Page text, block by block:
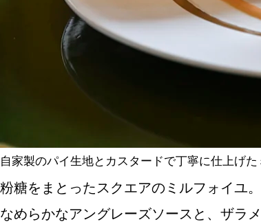
自家製のパイ生地とカスタードで丁寧に仕上げ
粉糖をまとったスクエアのミルフォイユ
なめらかなアングレーズソースと、ザラ